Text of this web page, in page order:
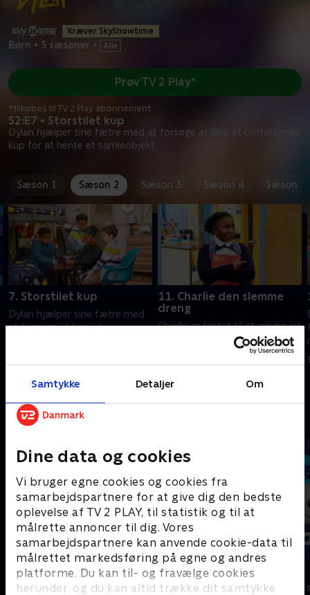
Samtykke Detaljer Om
Dine data og cookies
Vi bruger egne cookies og cookies fra
samarbejdspartnere for at give dig den bedste
oplevelse af TV 2 PLAY, til statistik og til at
målrette annoncer til dig. Vores
samarbejdspartnere kan anvende cookie-data til
målrettet markedsføring på egne og andres
platforme. Du kan til- og fravælge cookies
herunder, og du kan altid trække dit samtykke
Kræver SkyShowtime
Børn • 5 sæsoner •
S2:E7 • Storstilet kup
Dylan hjælper sine fætre med at forsøge at lave et omfattende
kup for at hente et samleobjekt.
Prøv TV 2 Play*
*tilkøbes til TV 2 Play abonnement
Sæson 1 Sæson 2 Sæson 3 Sæson 4 Sæson 5
7. Storstilet kup
Dylan hjælper sine fætre med
at forsøge at lave et
11. Charlie den slemme
dreng
Charlie er fristet til at ændre sit
ry. Rebecca og Bethany
arrangerer en protest.
Andre så også
Vicke Viking
Børneserier • 1 sæsoner
Olly & Lea
Børneserier • 1